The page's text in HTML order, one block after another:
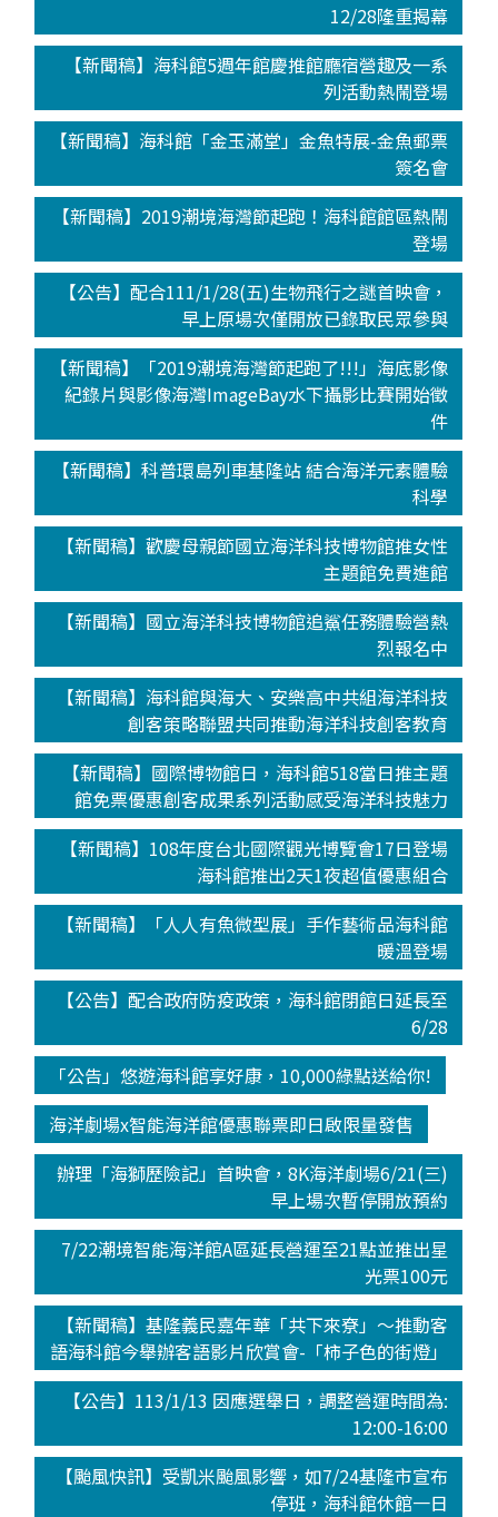
12/28隆重揭幕
【新聞稿】海科館5週年館慶推館廳宿營趣及一系
列活動熱鬧登場
【新聞稿】海科館「金玉滿堂」金魚特展-金魚郵票
簽名會
【新聞稿】2019潮境海灣節起跑！海科館館區熱鬧
登場
【公告】配合111/1/28(五)生物飛行之謎首映會，
早上原場次僅開放已錄取民眾參與
【新聞稿】「2019潮境海灣節起跑了!!!」海底影像
紀錄片與影像海灣ImageBay水下攝影比賽開始徵
件
【新聞稿】科普環島列車基隆站 結合海洋元素體驗
科學
【新聞稿】歡慶母親節國立海洋科技博物館推女性
主題館免費進館
【新聞稿】國立海洋科技博物館追鯊任務體驗營熱
烈報名中
【新聞稿】海科館與海大、安樂高中共組海洋科技
創客策略聯盟共同推動海洋科技創客教育
【新聞稿】國際博物館日，海科館518當日推主題
館免票優惠創客成果系列活動感受海洋科技魅力
【新聞稿】108年度台北國際觀光博覽會17日登場
海科館推出2天1夜超值優惠組合
【新聞稿】「人人有魚微型展」手作藝術品海科館
暖溫登場
【公告】配合政府防疫政策，海科館閉館日延長至
6/28
「公告」悠遊海科館享好康，10,000綠點送給你!
海洋劇場x智能海洋館優惠聯票即日啟限量發售
辦理「海獅歷險記」首映會，8K海洋劇場6/21(三)
早上場次暫停開放預約
7/22潮境智能海洋館A區延長營運至21點並推出星
光票100元
【新聞稿】基隆義民嘉年華「共下來尞」～推動客
語海科館今舉辦客語影片欣賞會-「柿子色的街燈」
【公告】113/1/13 因應選舉日，調整營運時間為:
12:00-16:00
【颱風快訊】受凱米颱風影響，如7/24基隆市宣布
停班，海科館休館一日